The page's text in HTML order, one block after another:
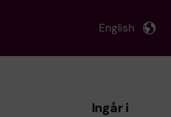
English
Ingår i